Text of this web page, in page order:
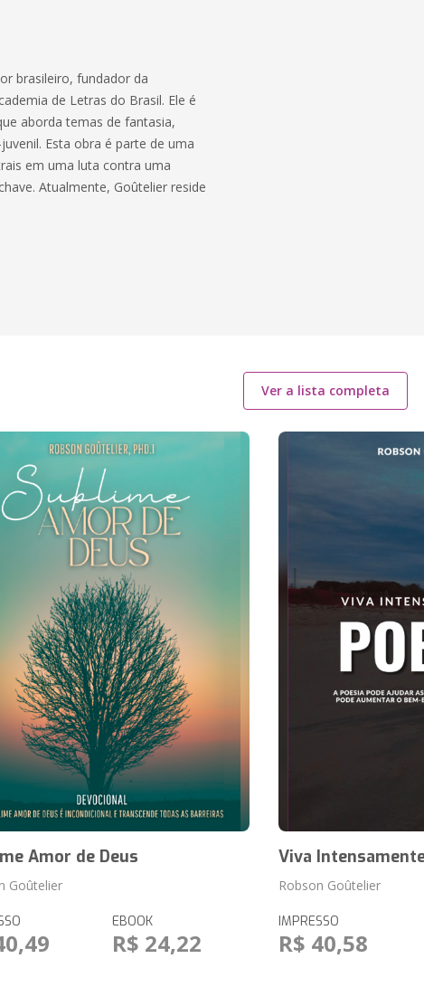
brasileiro, fundador da
de Letras do Brasil. Ele é
aborda temas de fantasia,
Esta obra é parte de uma
em uma luta contra uma
Atualmente, Goûtelier reside
Ver a lista completa
Amor de Deus
Goûtelier
EBOOK
R$ 24,22
Viva
Robson Goûtelier
IMPRESSO
R$ 40,58